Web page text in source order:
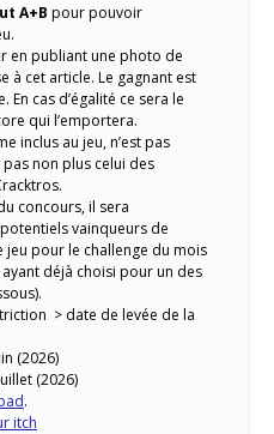
A+B pour pouvoir
en publiant une photo de
à cet article. Le gagnant est
cas d’égalité ce sera le
qui l’emportera.
inclus au jeu, n’est pas
non plus celui des
concours, il sera
vainqueurs de
pour le challenge du mois
ayant déjà choisi pour un des
> date de levée de la
(2026)
(2026)
.
itch